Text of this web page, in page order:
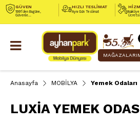
GÜVEN
1991’den Bugüne,
Güvenle...
HIZLI TESLİMAT
Aynı Gün Teslimat
Nakliye
Anasayfa MOBİLYA Yemek Odaları
LUXİA YEMEK